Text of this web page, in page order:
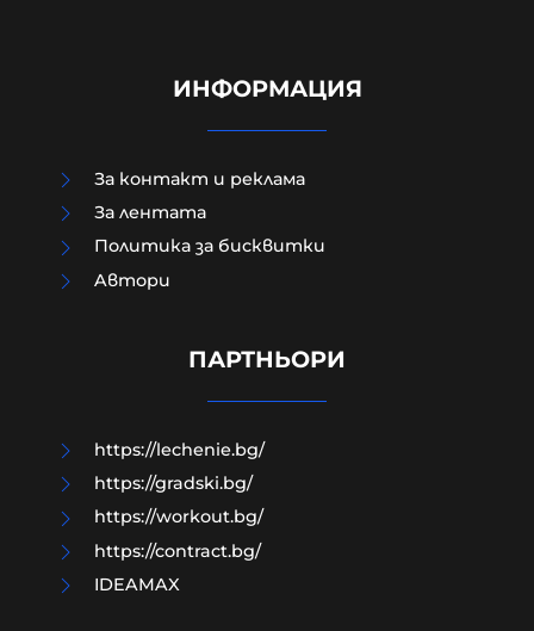
Д-р Веселин Герев: Отглеждат се
периодът между 12 и 16 г.
ИНФОРМАЦИЯ
За контакт и реклама
За лентата
Политика за бисквитки
Aвтори
ПАРТНЬОРИ
https://lechenie.bg/
https://gradski.bg/
https://workout.bg/
https://contract.bg/
IDEAMAX